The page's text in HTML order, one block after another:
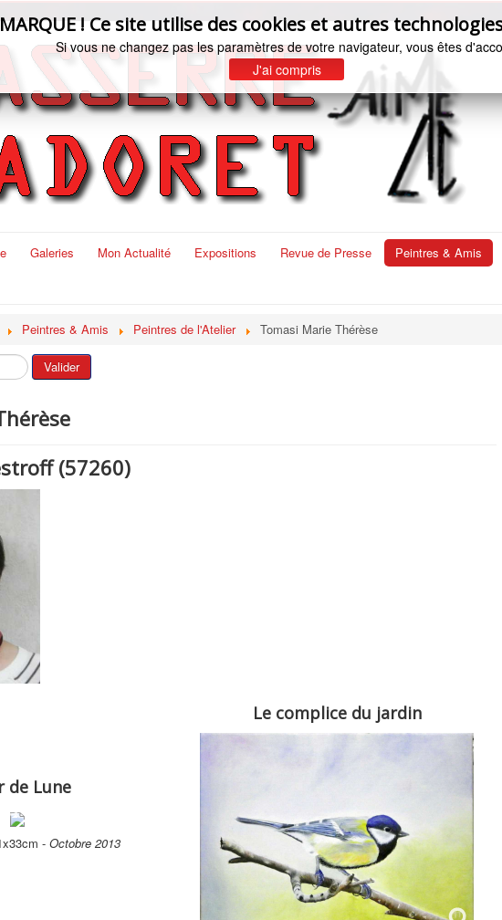
Galeries Mon Actualité Expositions Revue de Presse Peintres & Amis
Peintres & Amis Peintres de l'Atelier Tomasi Marie Thérèse
! Ce site utilise des cookies et autres
Si vous ne changez pas les paramètres de votre navigateur, vous êtes
J'ai compris
Valider
(57260)
de Lune
- Octobre 2013
Le complice du jardin